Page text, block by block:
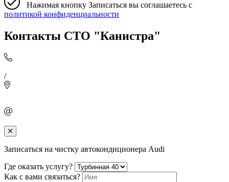
Нажимая кнопку Записаться вы соглашаетесь с
политикой конфиденциальности
Контакты СТО "Канистра"
/
Записаться на чистку автокондиционера Audi
Где оказать услугу?
Как с вами связаться?